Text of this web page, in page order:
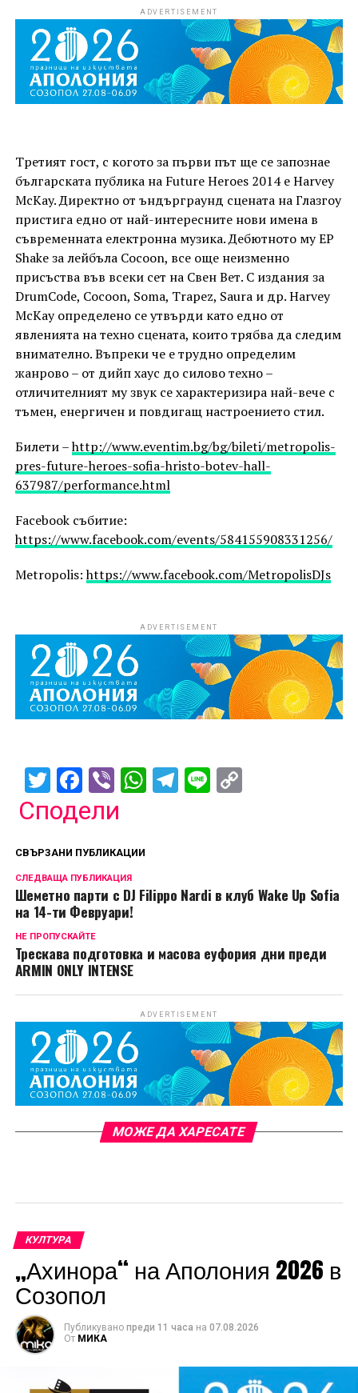
ADVERTISEMENT
Третият гост, с когото за първи път ще се запознае
българската публика на Future Heroes 2014 е Harvey
McKay. Директно от ъндърграунд сцената на Глазгоу
пристига едно от най-интересните нови имена в
съвременната електронна музика. Дебютното му EP
Shake за лейбъла Cocoon, все още неизменно
присъства във всеки сет на Свен Вет. С издания за
DrumCode, Cocoon, Soma, Trapez, Saura и др. Harvey
McKay определено се утвърди като едно от
явленията на техно сцената, които трябва да следим
внимателно. Въпреки че е трудно определим
жанрово – от дийп хаус до силово техно –
отличителният му звук се характеризира най-вече с
тъмен, енергичен и повдигащ настроението стил.
Билети –http://www.eventim.bg/bg/bileti/metropolis-
pres-future-heroes-sofia-hristo-botev-hall-
637987/performance.html
Facebook събитие:
https://www.facebook.com/events/584155908331256/
Metropolis:https://www.facebook.com/MetropolisDJs
ADVERTISEMENT
Twitter
Facebook
ViberWhatsApp
Telegram
LineCopy
Сподели
СВЪРЗАНИ ПУБЛИКАЦИИ
СЛЕДВАЩА ПУБЛИКАЦИЯ
Шеметно парти с DJ Filippo Nardi в клуб Wake Up Sofia
на 14-ти Февруари!
НЕ ПРОПУСКАЙТЕ
Трескава подготовка и масова еуфория дни преди
ARMIN ONLY INTENSE
ADVERTISEMENT
МОЖЕ ДА ХАРЕСАТЕ
КУЛТУРА
„Ахинора“ на Аполония 2026 в
Созопол
Публикувано преди 11 часа на 07.08.2026
От МИКА